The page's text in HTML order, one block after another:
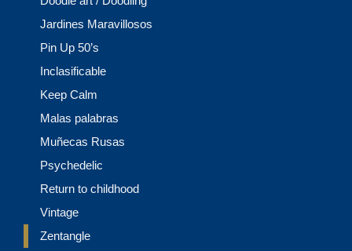
Jardines Maravillosos
Pin Up 50’s
Inclasificable
Keep Calm
Malas palabras
Muñecas Rusas
Psychedelic
Return to childhood
Vintage
Zentangle